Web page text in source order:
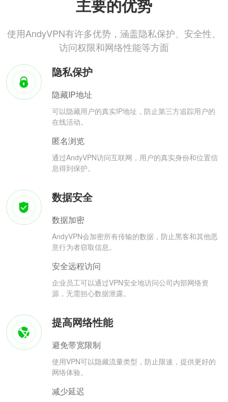
主要的优势
使用AndyVPN有许多优势，涵盖隐私保护、安全性、
访问权限和网络性能等方面
隐私保护
隐藏IP地址
可以隐藏用户的真实IP地址，防止第三方追踪用户的
在线活动。
匿名浏览
通过AndyVPN访问互联网，用户的真实身份和位置信
息得到保护。
数据安全
数据加密
AndyVPN会加密所有传输的数据，防止黑客和其他恶
意行为者窃取信息。
安全远程访问
企业员工可以通过VPN安全地访问公司内部网络资
源，无需担心数据泄露。
提高网络性能
避免带宽限制
使用VPN可以隐藏流量类型，防止限速，提供更好的
网络体验。
减少延迟